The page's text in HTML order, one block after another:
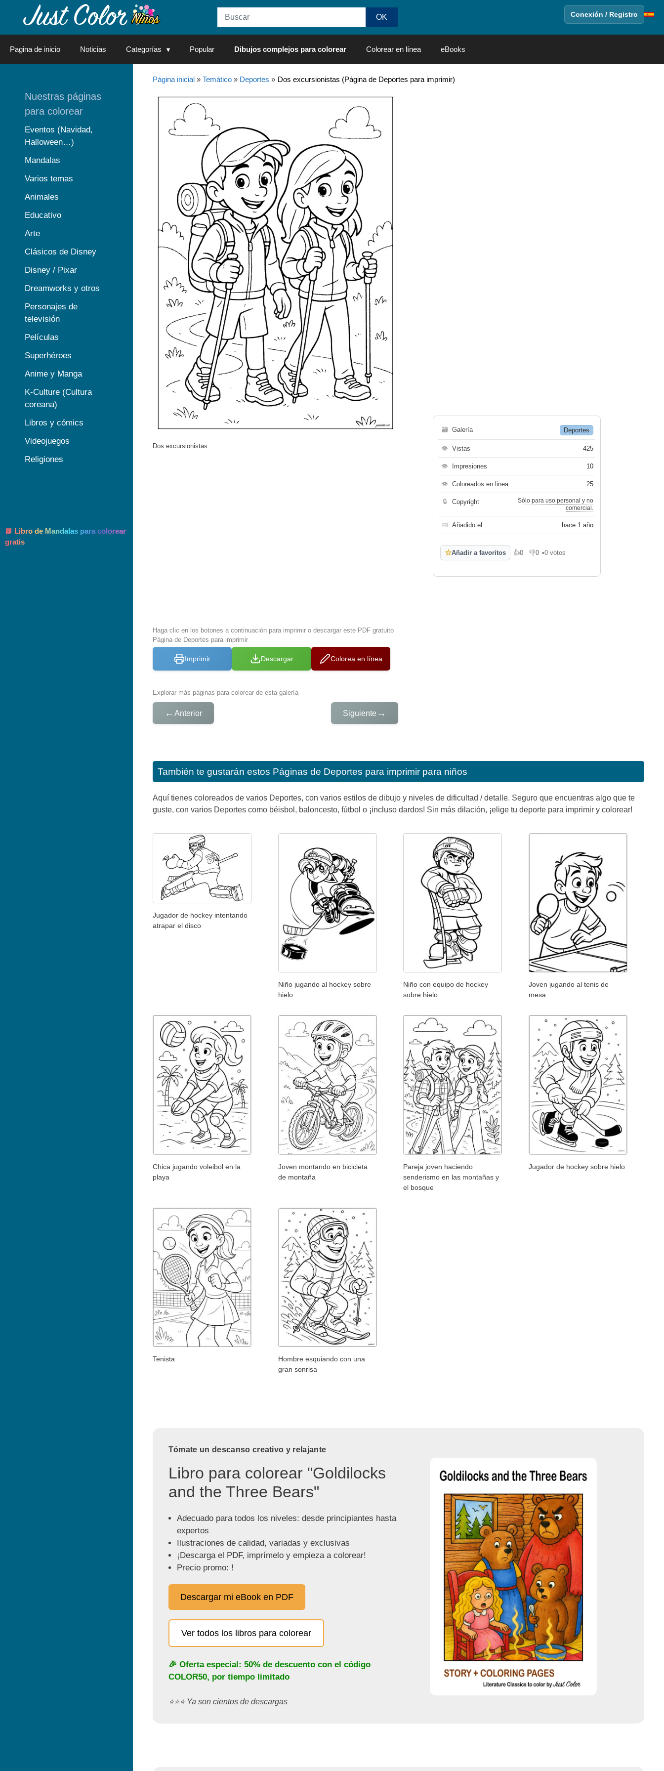
Conexión / Registro
Pagina de inicio Noticias Categorías Popular Dibujos complejos para colorear Colorear en línea eBooks
Página inicial» Temático» Deportes » Dos excursionistas (Página de Deportes para imprimir)
Dos excursionistas
Haga clic en los botones a continuación para imprimir o descargar este PDF gratuito
Página de Deportes para imprimir
Imprimir Descargar Colorea en línea
Explorar más páginas para colorear de esta galería
← Anterior Siguiente →
🗃 Galería Deportes
👁 Vistas 425
👁 Impresiones 10
👁 Coloreados en linea 25
🔒 Copyright
Sólo para uso personal y no
comercial.
📅 Añadido el hace 1 año
☆Añadir a favoritos 👍0
Me gusta
👎0
No me gusta
•0 votos
También te gustarán estos Páginas de Deportes para imprimir para niños
Aquí tienes coloreados de varios Deportes, con varios estilos de dibujo y niveles de dificultad / detalle. Seguro que encuentras algo que te
guste, con varios Deportes como béisbol, baloncesto, fútbol o ¡incluso dardos! Sin más dilación, ¡elige tu deporte para imprimir y colorear!
Jugador de hockey intentando
atrapar el disco
Niño jugando al hockey sobre
hielo
Niño con equipo de hockey
sobre hielo
Joven jugando al tenis de
mesa
Chica jugando voleibol en la
playa
Joven montando en bicicleta
de montaña
Pareja joven haciendo
senderismo en las montañas y
el bosque
Jugador de hockey sobre hielo
Tenista
Hombre esquiando con una
gran sonrisa
Tómate un descanso creativo y relajante
Libro para colorear "Goldilocks
and the Three Bears"
Adecuado para todos los niveles: desde principiantes hasta
expertos
Ilustraciones de calidad, variadas y exclusivas
¡Descarga el PDF, imprímelo y empieza a colorear!
Precio promo: !
Descargar mi eBook en PDF
Ver todos los libros para colorear
🎉 Oferta especial: 50% de descuento con el código
COLOR50, por tiempo limitado
⭐️⭐️⭐️ Ya son cientos de descargas
Nuestras páginas
para colorear
Eventos (Navidad,
Halloween…)
Mandalas
Varios temas
Animales
Educativo
Arte
Clásicos de Disney
Disney / Pixar
Dreamworks y otros
Personajes de
televisión
Películas
Superhéroes
Anime y Manga
K-Culture (Cultura
coreana)
Libros y cómics
Videojuegos
Religiones
📘 Libro de Mandalas para colorear
gratis